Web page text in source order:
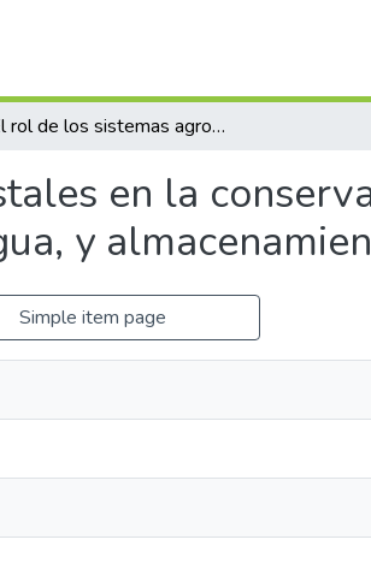
El rol de los sistemas agroforestales en la conservación del suelo, biodiversidad, producción de agua, y almacenamiento de carbono
en la
y
Simple item page